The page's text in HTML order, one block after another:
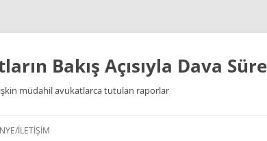
Bakış Açısıyla Dava
müdahil avukatlarca tutulan raporlar
İLETİŞİM